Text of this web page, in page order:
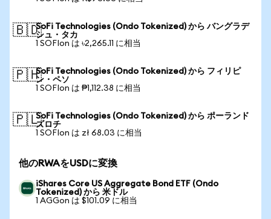
🇧🇩SoFi Technologies (Ondo Tokenized) から バングラデ
シュ・タカ
1 SOFIon は ৳2,265.11 に相当
🇵🇭SoFi Technologies (Ondo Tokenized) から フィリピ
ン・ペソ
1 SOFIon は ₱1,112.38 に相当
🇵🇱SoFi Technologies (Ondo Tokenized) から ポーランド
ズロチ
1 SOFIon は zł 68.03 に相当
他のRWAをUSDに変換
iShares Core US Aggregate Bond ETF (Ondo
Tokenized) から 米ドル
1 AGGon は $101.09 に相当